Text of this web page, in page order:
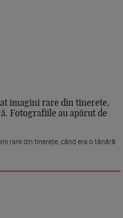
imagini rare din tinerețe,
Fotografiile au apărut de
rare din tinerețe, când era o tânără